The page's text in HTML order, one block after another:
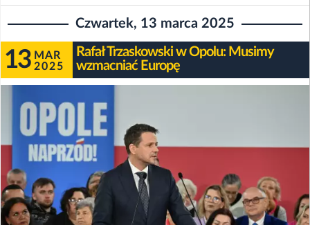
Czwartek, 13 marca 2025
13 MAR
2025
Rafał Trzaskowski w Opolu: Musimy
wzmacniać Europę